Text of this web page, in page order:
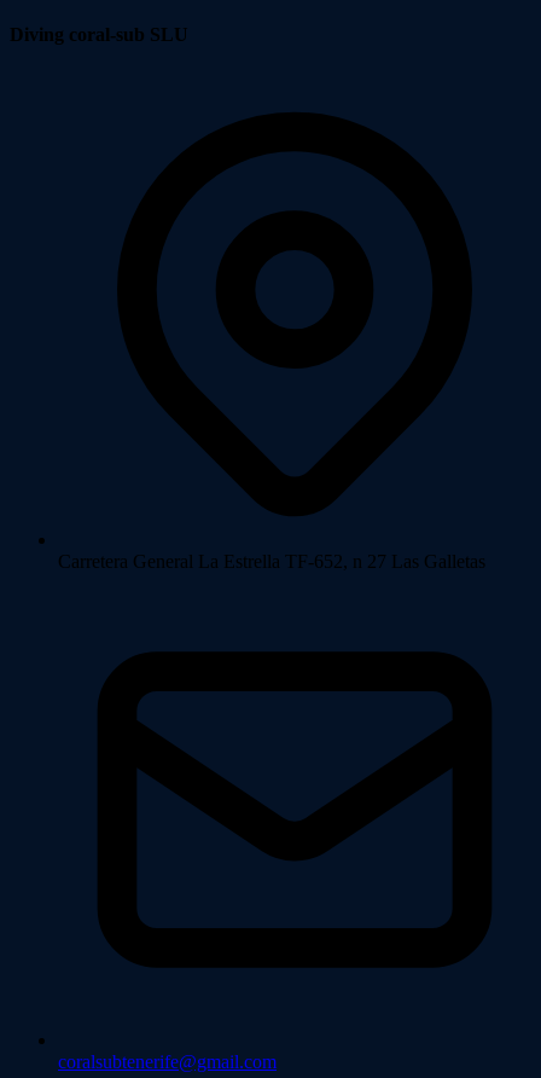
Diving coral-sub SLU
Carretera General La Estrella TF-652, n 27 Las Galletas
coralsubtenerife@gmail.com